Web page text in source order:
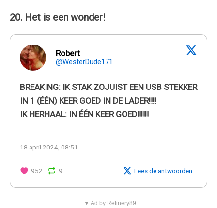
20. Het is een wonder!
Robert
@WesterDude171
BREAKING: IK STAK ZOJUIST EEN USB STEKKER
IN 1 (ÉÉN) KEER GOED IN DE LADER‼️‼️
IK HERHAAL: IN ÉÉN KEER GOED‼️‼️‼️
18 april 2024, 08:51
952 9 Lees de antwoorden
▼ Ad by Refinery89